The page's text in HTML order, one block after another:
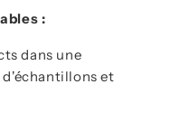
:
dans une
et